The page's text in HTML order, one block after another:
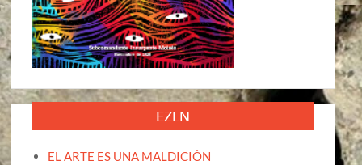
EZLN
EL ARTE ES UNA MALDICIÓN